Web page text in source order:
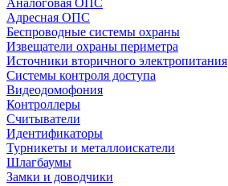
Аналоговая ОПС
Адресная ОПС
Беспроводные системы охраны
Извещатели охраны периметра
Источники вторичного электропитания
Системы контроля доступа
Видеодомофония
Контроллеры
Считыватели
Идентификаторы
Турникеты и металлоискатели
Шлагбаумы
Замки и доводчики